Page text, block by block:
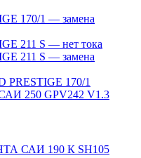
170/1 — замена
211 S — нет тока
211 S — замена
170/1
250 GPV242 V1.3
САИ 190 К SH105